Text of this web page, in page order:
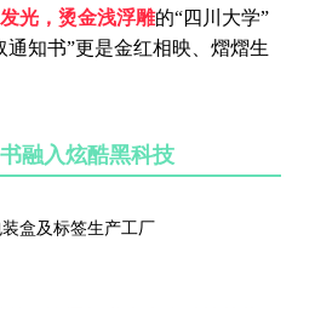
光，烫金浅浮雕的“四川大学”
通知书”更是金红相映、熠熠生
融入炫酷黑科技